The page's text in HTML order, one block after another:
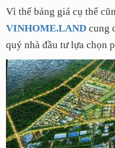
Vì thế bảng giá cụ thể
VINHOME.LAND cung
quý nhà đầu tư lựa chọn